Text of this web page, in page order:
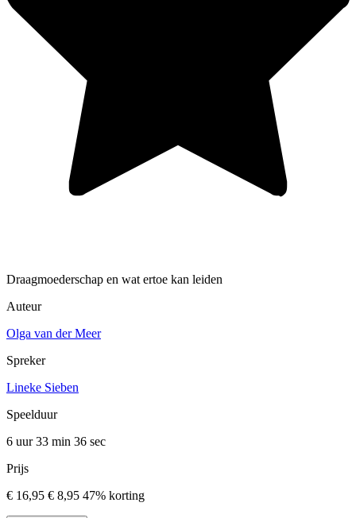
Draagmoederschap en wat ertoe kan leiden
Auteur
Olga van der Meer
Spreker
Lineke Sieben
Speelduur
6 uur 33 min 36 sec
Prijs
€ 16,95 € 8,95 47% korting